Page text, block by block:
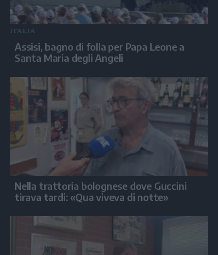
ITALIA
Assisi, bagno di folla per Papa Leone a
Santa Maria degli Angeli
Nella trattoria bolognese dove Guccini
tirava tardi: «Qua viveva di notte»